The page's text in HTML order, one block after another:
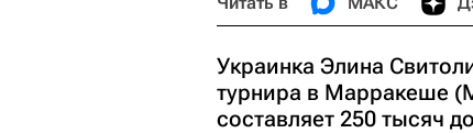
Украинка Элина
турнира в Марракеше
составляет 250 тысяч